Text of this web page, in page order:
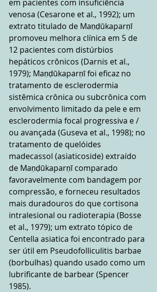
em pacientes com insuficiência
venosa (Cesarone et al., 1992); um
extrato titulado de Maṇḍūkaparṇī
promoveu melhora clínica em 5 de
12 pacientes com distúrbios
hepáticos crônicos (Darnis et al.,
1979); Maṇḍūkaparṇī foi eficaz no
tratamento de esclerodermia
sistêmica crônica ou subcrônica com
envolvimento limitado da pele e em
esclerodermia focal progressiva e /
ou avançada (Guseva et al., 1998); no
tratamento de quelóides
madecassol (asiaticoside) extraído
de Maṇḍūkaparṇī comparado
favoravelmente com bandagem por
compressão, e forneceu resultados
mais duradouros do que cortisona
intralesional ou radioterapia (Bosse
et al., 1979); um extrato tópico de
Centella asiatica foi encontrado para
ser útil em Pseudofolliculitis barbae
(borbulhas) quando usado como um
lubrificante de barbear (Spencer
1985).